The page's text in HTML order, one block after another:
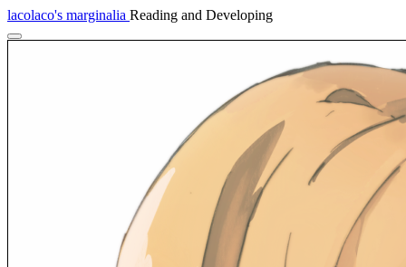
lacolaco's marginalia Reading and Developing